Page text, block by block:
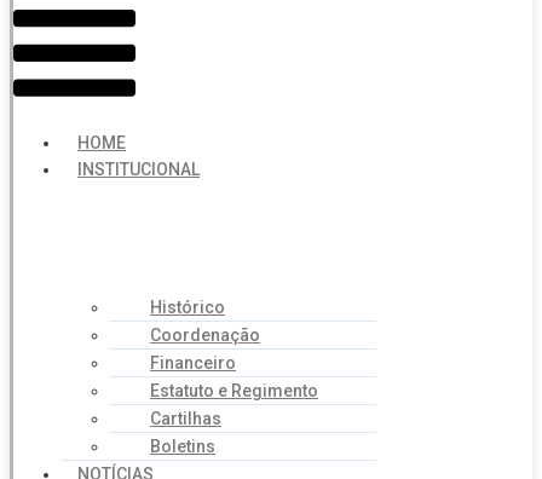
HOME
INSTITUCIONAL
Histórico
Coordenação
Financeiro
Estatuto e Regimento
Cartilhas
Boletins
NOTÍCIAS